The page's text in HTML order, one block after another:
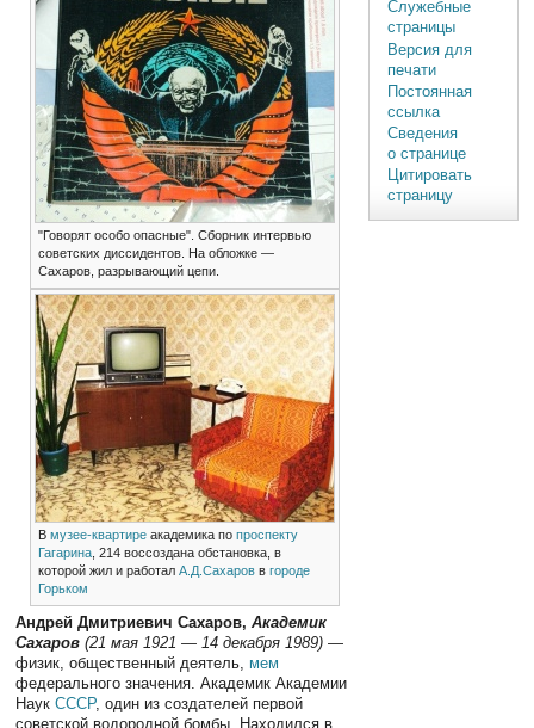
"Говорят особо опасные". Сборник интервью
советских диссидентов. На обложке —
Сахаров, разрывающий цепи.
В музее-квартиреакадемика по проспекту
Гагарина, 214 воссоздана обстановка, в
которой жил и работал А.Д.Сахаровв городе
Горьком
Андрей Дмитриевич Сахаров,Академик
Сахаров (21 мая 1921 — 14 декабря 1989) —
физик, общественный деятель, мем
федерального значения. Академик Академии
НаукСССР, один из создателей первой
советской водородной бомбы. Находился в
Служебные
страницы
Версия для
печати
Постоянная
ссылка
Сведения
о странице
Цитировать
страницу